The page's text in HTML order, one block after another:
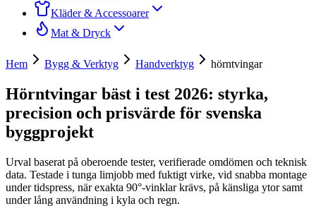
Kläder & Accessoarer
Mat & Dryck
Hem Bygg & Verktyg Handverktyg hörntvingar
Hörntvingar bäst i test 2026: styrka,
precision och prisvärde för svenska
byggprojekt
Urval baserat på oberoende tester, verifierade omdömen och teknisk
data. Testade i tunga limjobb med fuktigt virke, vid snabba montage
under tidspress, när exakta 90°-vinklar krävs, på känsliga ytor samt
under lång användning i kyla och regn.